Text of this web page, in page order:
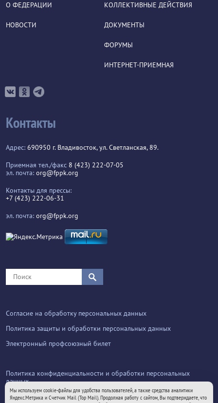
О ФЕДЕРАЦИИ
НОВОСТИ
КОЛЛЕКТИВНЫЕ ДЕЙСТВИЯ
ДОКУМЕНТЫ
ФОРУМЫ
ИНТЕРНЕТ-ПРИЕМНАЯ
Контакты
Адрес: 690950 г. Владивосток, ул. Светланская, 89.
Приемная тел./факс 8 (423) 222-07-05
эл. почта: org@fppk.org
Контакты для прессы:
+7 (423) 222-06-31
эл. почта: org@fppk.org
Согласие на обработку персональных данных
Политика защиты и обработки персональных данных
Электронный профсоюзный билет
Политика конфиденциальности и обработки персональных
данных
Мы используем cookie-файлы для удобства пользователей, а также средства аналитики
Яндекс.Метрика и Счетчик Mail (Top Mail). Продолжая работу с сайтом, Вы подтверждаете, что